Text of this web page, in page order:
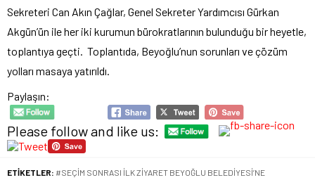
Sekreteri Can Akın Çağlar, Genel Sekreter Yardımcısı Gürkan
Akgün’ün ile her iki kurumun bürokratlarının bulunduğu bir heyetle,
toplantıya geçti. Toplantıda, Beyoğlu’nun sorunları ve çözüm
yolları masaya yatırıldı.
Paylaşın:
Please follow and like us:
ETİKETLER: #SEÇİM SONRASI İLK ZİYARET BEYOĞLU BELEDİYESİ’NE